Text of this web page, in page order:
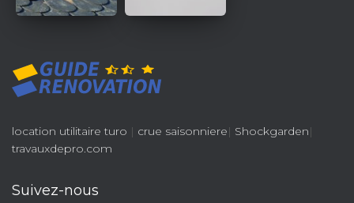
location utilitaire turo | crue saisonniere| Shockgarden|
travauxdepro.com
Suivez-nous